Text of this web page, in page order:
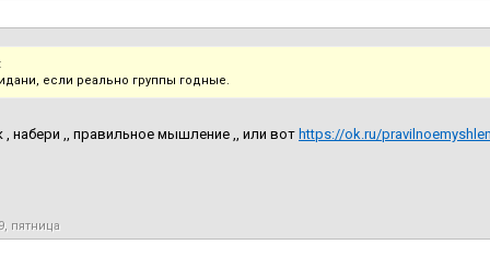
если реально группы годные.
, набери ,, правильное мышление ,, или вот https://ok.ru/
пятница